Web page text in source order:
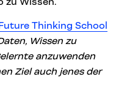
Thinking School
Wissen zu
anzuwenden
Ziel auch jenes der